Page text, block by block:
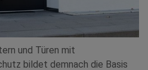
und Türen mit
bildet demnach die Basis